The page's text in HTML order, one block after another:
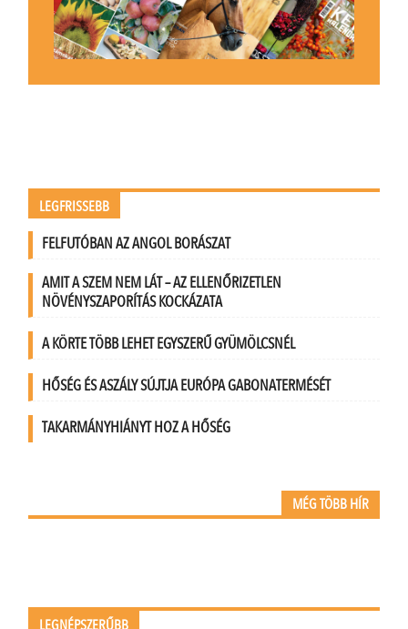
LEGFRISSEBB
FELFUTÓBAN AZ ANGOL BORÁSZAT
AMIT A SZEM NEM LÁT – AZ ELLENŐRIZETLEN
NÖVÉNYSZAPORÍTÁS KOCKÁZATA
A KÖRTE TÖBB LEHET EGYSZERŰ GYÜMÖLCSNÉL
HŐSÉG ÉS ASZÁLY SÚJTJA EURÓPA GABONATERMÉSÉT
TAKARMÁNYHIÁNYT HOZ A HŐSÉG
MÉG TÖBB HÍR